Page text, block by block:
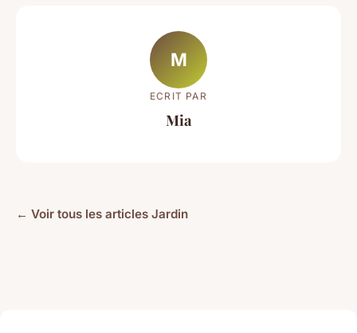
M
ECRIT PAR
Mia
← Voir tous les articles Jardin